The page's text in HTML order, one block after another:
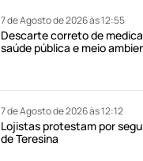
7 de Agosto de 2026 às 12:55
Descarte correto de
saúde pública e meio
7 de Agosto de 2026 às 12:12
Lojistas protestam por
de Teresina